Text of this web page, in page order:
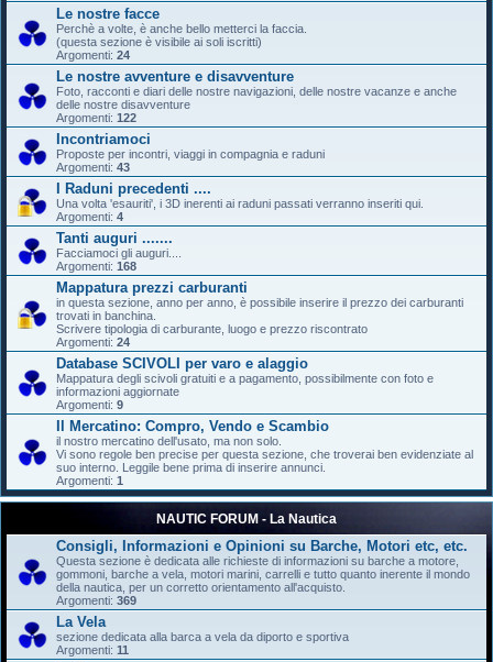
Le nostre facce
Perchè a volte, è anche bello metterci la faccia.
(questa sezione è visibile ai soli iscritti)
Argomenti: 24
Le nostre avventure e disavventure
Foto, racconti e diari delle nostre navigazioni, delle nostre vacanze e anche
delle nostre disavventure
Argomenti: 122
Incontriamoci
Proposte per incontri, viaggi in compagnia e raduni
Argomenti: 43
I Raduni precedenti ....
Una volta 'esauriti', i 3D inerenti ai raduni passati verranno inseriti qui.
Argomenti: 4
Tanti auguri .......
Facciamoci gli auguri....
Argomenti: 168
Mappatura prezzi carburanti
in questa sezione, anno per anno, è possibile inserire il prezzo dei carburanti
trovati in banchina.
Scrivere tipologia di carburante, luogo e prezzo riscontrato
Argomenti: 24
Database SCIVOLI per varo e alaggio
Mappatura degli scivoli gratuiti e a pagamento, possibilmente con foto e
informazioni aggiornate
Argomenti: 9
Il Mercatino: Compro, Vendo e Scambio
il nostro mercatino dell'usato, ma non solo.
Vi sono regole ben precise per questa sezione, che troverai ben evidenziate al
suo interno. Leggile bene prima di inserire annunci.
Argomenti: 1
NAUTIC FORUM - La Nautica
Consigli, Informazioni e Opinioni su Barche, Motori etc, etc.
Questa sezione è dedicata alle richieste di informazioni su barche a motore,
gommoni, barche a vela, motori marini, carrelli e tutto quanto inerente il mondo
della nautica, per un corretto orientamento all'acquisto.
Argomenti: 369
La Vela
sezione dedicata alla barca a vela da diporto e sportiva
Argomenti: 11